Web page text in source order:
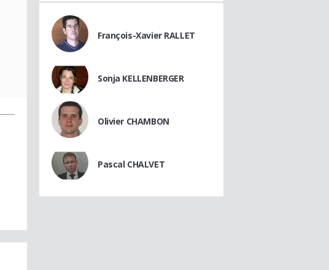
François-Xavier RALLET
Sonja KELLENBERGER
Olivier CHAMBON
Pascal CHALVET